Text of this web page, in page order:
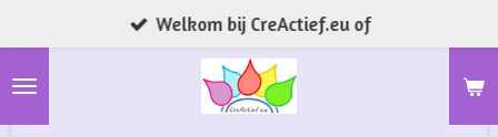
direct
naar
Welkom bij CreActief.eu of